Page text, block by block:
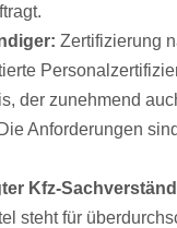
Zertifizierung
der zunehmend
Anforderungen
Kfz-
steht für